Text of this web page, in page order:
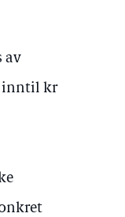
av
inntil kr